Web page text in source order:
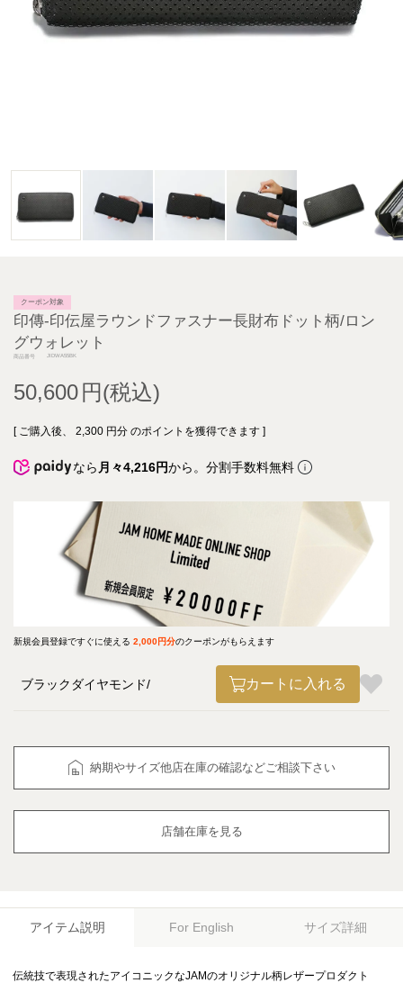
クーポン対象
印傳-印伝屋ラウンドファスナー長財布ドット柄/ロン
グウォレット
商品番号 JIDWA55BK
50,600
[ ご購入後、 2,300 円分 のポイントを獲得できます ]
なら 月々4,216円から。分割手数料無料
新規会員登録ですぐに使える 2,000円分のクーポンがもらえます
ブラックダイヤモンド カートに入れる
納期やサイズ他店在庫の確認などご相談下さい
店舗在庫を見る
アイテム説明 For English サイズ詳細
伝統技で表現されたアイコニックなJAMのオリジナル柄レザープロダクト